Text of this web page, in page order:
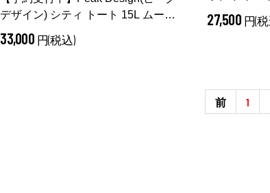
デザイン) シティ トート 15L ムーン
/ BCT-15-PE-1
33,000 円(税込)
15-BK-3
27,500 円(
前 1